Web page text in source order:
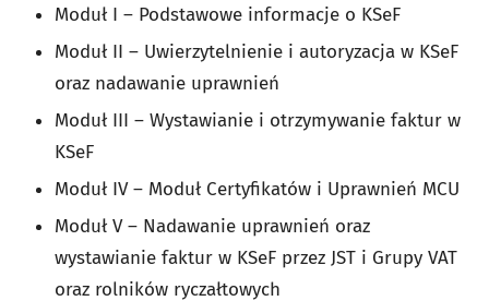
Moduł I – Podstawowe informacje o KSeF
Moduł II – Uwierzytelnienie i autoryzacja w KSeF
oraz nadawanie uprawnień
Moduł III – Wystawianie i otrzymywanie faktur w
KSeF
Moduł IV – Moduł Certyfikatów i Uprawnień MCU
Moduł V – Nadawanie uprawnień oraz
wystawianie faktur w KSeF przez JST i Grupy VAT
oraz rolników ryczałtowych